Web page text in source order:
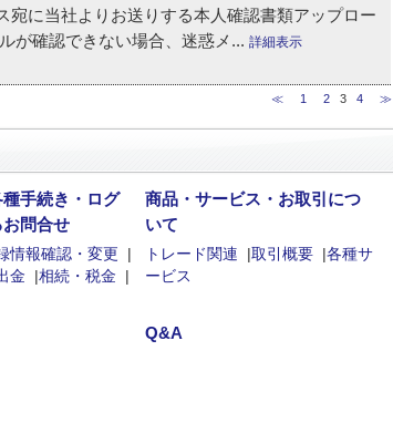
に当社よりお送りする本人確認書類アップロー
が確認できない場合、迷惑メ... 詳細表示
≪ 1 2 3 4 ≫
手続き・ログ
問合せ
情報確認・変更
|
金 |相続・税金
|
商品・サービス・お取引につ
いて
トレード関連 |取引概要 |各種サ
ービス
Q&A